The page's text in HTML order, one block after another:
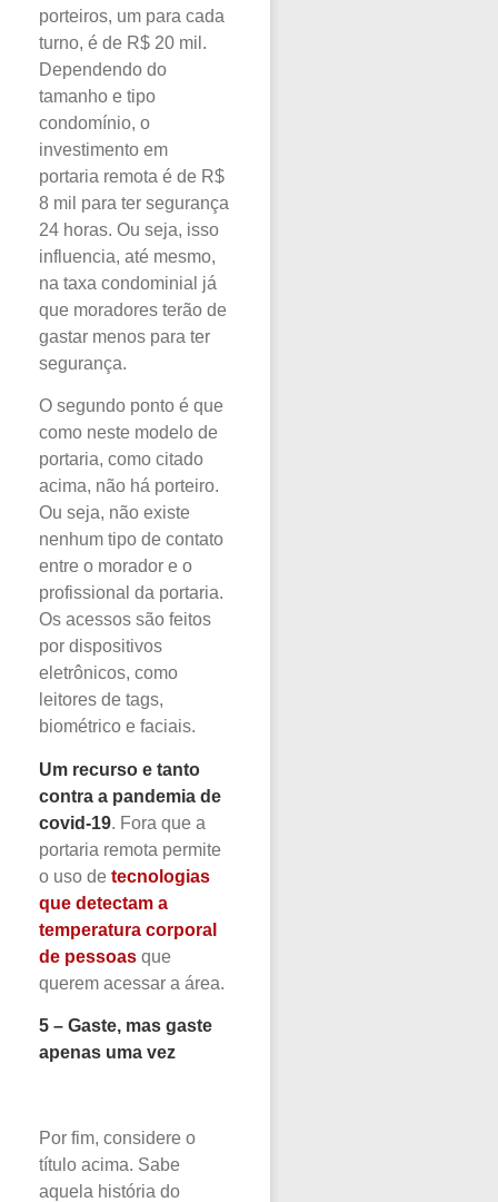
porteiros, um para cada
turno, é de R$ 20 mil.
Dependendo do
tamanho e tipo
condomínio, o
investimento em
portaria remota é de R$
8 mil para ter segurança
24 horas. Ou seja, isso
influencia, até mesmo,
na taxa condominial já
que moradores terão de
gastar menos para ter
segurança.
O segundo ponto é que
como neste modelo de
portaria, como citado
acima, não há porteiro.
Ou seja, não existe
nenhum tipo de contato
entre o morador e o
profissional da portaria.
Os acessos são feitos
por dispositivos
eletrônicos, como
leitores de tags,
biométrico e faciais.
Um recurso e tanto
contra a pandemia de
covid-19. Fora que a
portaria remota permite
o uso de tecnologias
que detectam a
temperatura corporal
de pessoas que
querem acessar a área.
5 – Gaste, mas gaste
apenas uma vez
Por fim, considere o
título acima. Sabe
aquela história do